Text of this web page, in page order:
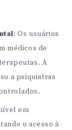
: Os usuários
médicos de
A
a psiquiatras
em
o acesso à